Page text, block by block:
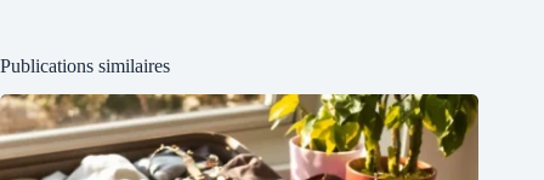
Publications similaires